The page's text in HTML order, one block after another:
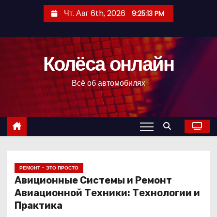
с
Чт. Авг 6th, 2026 9:25:14 PM
Колёса онлайн
Всё об автомобилях
РЕМОНТ - ЭТО ПРОСТО
Авиционные Системы и Ремонт
Авиационной Техники: Технологии и
Практика